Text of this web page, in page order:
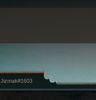
Jizmak#1603